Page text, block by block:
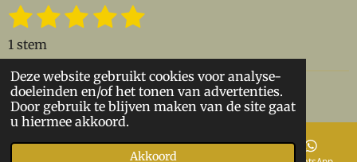
Deze website gebruikt cookies voor analyse-
doeleinden en/of het tonen van advertenties.
Door gebruik te blijven maken van de site gaat
u hiermee akkoord.
Akkoord
R
a
t
i
n
g
5
1
s
t
e
r
2
s
t
e
r
r
3
t
e
r
r
4
t
e
r
r
5
t
e
r
r
S
m
m
e
n
1 stem
©2023MatchvoorJOU